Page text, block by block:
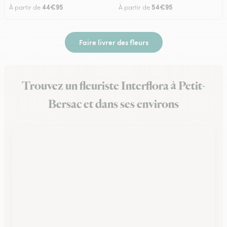
À partir de44€95 À partir de 54€95
Faire livrer des fleurs
Trouvez un fleuriste Interflora à Petit-
Bersac et dans ses environs